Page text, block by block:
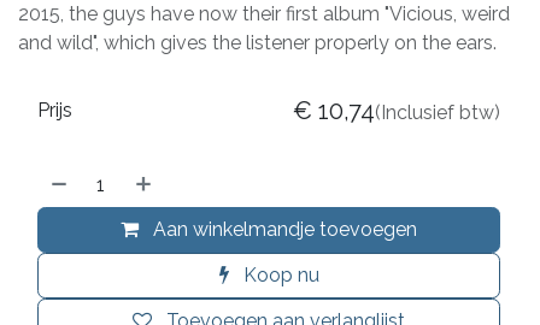
2015, the guys have now their first album "Vicious, weird
and wild", which gives the listener properly on the ears.
Aan winkelmandje toevoegen
Koop nu
Toevoegen aan verlanglijst
Prijs € 10,74(Inclusief btw)